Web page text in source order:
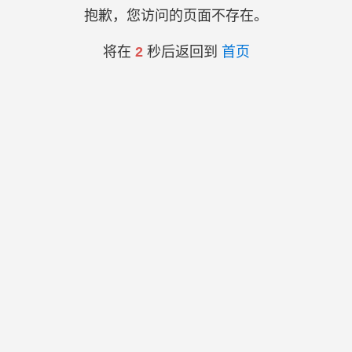
抱歉，您访问的页面不存在。
将在 2秒后返回到 首页